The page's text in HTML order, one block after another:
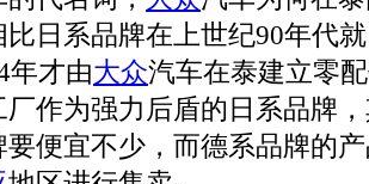
比日系品牌在上世纪90年代
年才由大众汽车在泰建立零
作为强力后盾的日系品牌
便宜不少，而德系品牌的